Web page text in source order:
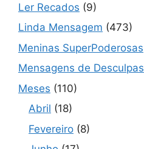
Ler Recados (9)
Linda Mensagem (473)
Meninas SuperPoderosas
Mensagens de Desculpas
Meses (110)
Abril (18)
Fevereiro (8)